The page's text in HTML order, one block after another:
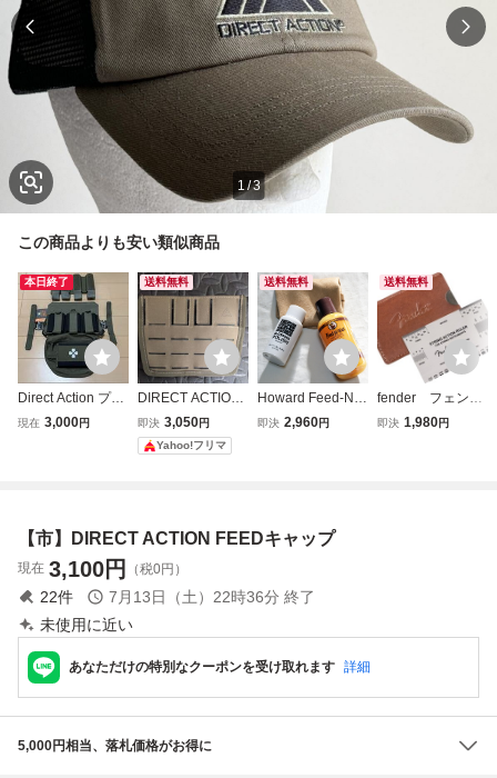
1/3
この商品よりも安い類似商品
本日終了
Direct Action プラ
カード パネル FG
現在 3,000円
送料無料
DIRECT ACTION
MOSQUITO ヒッ
プパネル Sサイズ
Adaptive Green
即決 3,050円
Yahoo!フリマ
送料無料
Howard Feed-N-
Wax 木部用 天然
新品 送料無料
即決 2,960円
送料無料
fender フェンダ
ー ギター ベー
即決 1,980円
【市】DIRECT ACTION FEEDキャップ
現在 3,100円 （税0円）
22件 7月13日（土）22時36分 終了
未使用に近い
あなただけの特別なクーポンを受け取れます 詳細
5,000円相当、落札価格がお得に